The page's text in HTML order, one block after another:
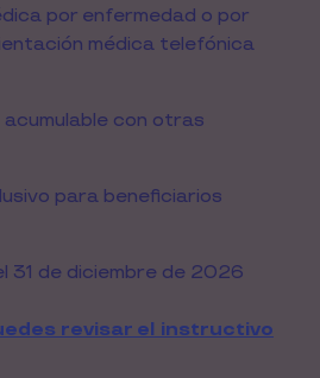
por enfermedad o por
médica telefónica
acumulable con otras
para beneficiarios
31 de diciembre de 2026
revisar el instructivo